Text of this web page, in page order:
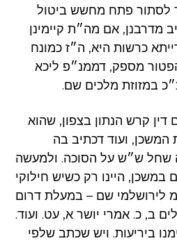
לסתור פתח מחשש ביטול
מדרבנן, אם מה״ת קיימינן
כרשות היא, ה״ז כמונח
מספק, דממנ״פ ליכא
במזוזת מלכים שם.
דין קרש הנתון בצפון, שהוא
ועוד דכתיב בה
שחל ש״ש על הסוכה. ולמעשה
במשכן, היינו רק כשיש חילוקי
לירושלמי שם – במעלת דרום
ב, כ. אמרי יושר א, עט. ועוד.
ביריעות. ויש שכתב שלפי